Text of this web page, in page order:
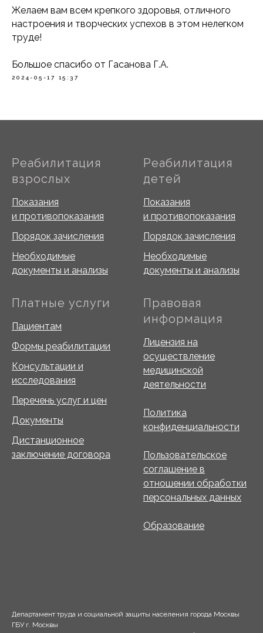
Желаем вам всем крепкого здоровья, отличного
настроения и творческих успехов в этом нелегком
труде!
Большое спасибо от Гасанова Г.А.
2024-05-17 15:37
Реабилитация
взрослых
Показания
и противопоказания
Порядок зачисления
Необходимые
документы и анализы
Реабилитация
детей
Показания
и противопоказания
Порядок зачисления
Необходимые
документы и анализы
Платные услуги
Пациентам
Формы реабилитации
Консультации и
исследования
Перечень услуг и цен
Документы
Дистанционное
заключение договора
Правовая
информация
Лицензия на
осуществление
медицинской
деятельности
Политика
конфиденциальности
Пользовательское
соглашение в
отношении обработки
персональных данных
Образование
Департамент труда и социальной защиты населения города Москвы
ГБУ г. Москвы